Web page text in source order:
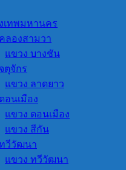
เทพมหานคร
ลองสามวา
แขวง บางชัน
ตุจักร
แขวง ลาดยาว
อนเมือง
แขวง ดอนเมือง
แขวง สีกัน
วีวัฒนา
แขวง ทวีวัฒนา